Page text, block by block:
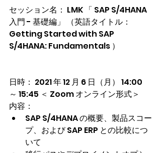
セッション名： LMK 「 SAP S/4HANA
入門 - 基礎編」 （英語タイトル：
Getting Started with SAP
S/4HANA: Fundamentals ）
日時： 2021 年 12 月 6 日（月） 14:00
～ 15:45 ＜ Zoom オンライン形式＞
内容：
SAP S/4HANA の概要、製品スコー
プ、および SAP ERP との比較につ
いて